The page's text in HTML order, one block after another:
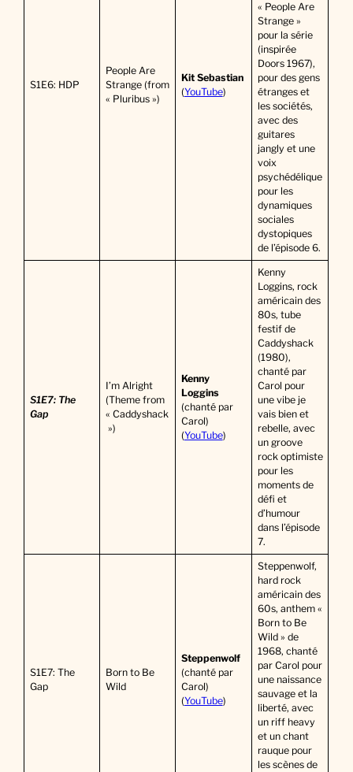
S1E6: HDP
People Are
Strange (from
« Pluribus »)
Kit Sebastian
(YouTube)
« People Are
Strange »
pour la série
(inspirée
Doors 1967),
pour des gens
étranges et
les sociétés,
avec des
guitares
jangly et une
voix
psychédélique
pour les
dynamiques
sociales
dystopiques
de l’épisode 6.
S1E7: The
Gap
I’m Alright
(Theme from
« Caddyshack
»)
Kenny
Loggins
(chanté par
Carol)
(YouTube)
Kenny
Loggins, rock
américain des
80s, tube
festif de
Caddyshack
(1980),
chanté par
Carol pour
une vibe je
vais bien et
rebelle, avec
un groove
rock optimiste
pour les
moments de
défi et
d’humour
dans l’épisode
7.
S1E7: The
Gap
Born to Be
Wild
Steppenwolf
(chanté par
Carol)
(YouTube)
Steppenwolf,
hard rock
américain des
60s, anthem «
Born to Be
Wild » de
1968, chanté
par Carol pour
une naissance
sauvage et la
liberté, avec
un riff heavy
et un chant
rauque pour
les scènes de